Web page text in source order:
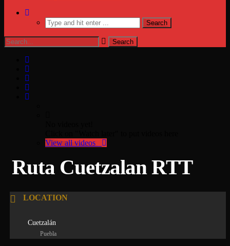
View all videos
Ruta Cuetzalan RTT
LOCATION
Cuetzalán
Puebla